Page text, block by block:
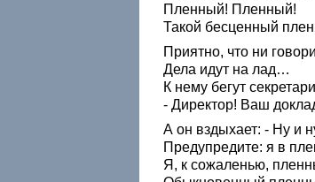
Пленный! Пленный!
Такой бесценный
Приятно, что ни
Дела идут на лад…
К нему бегут
- Директор! Ваш
А он вздыхает: - Ну и
Предупредите: я в
Я, к сожаленью,